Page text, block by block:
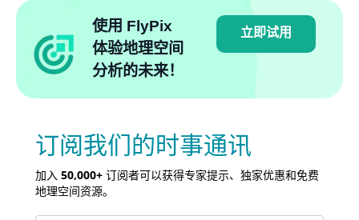
使用 FlyPix
体验地理空间
分析的未来！
立即试用
订阅我们的时事通讯
加入 50,000+ 订阅者可以获得专家提示、独家优惠和免费
地理空间资源。